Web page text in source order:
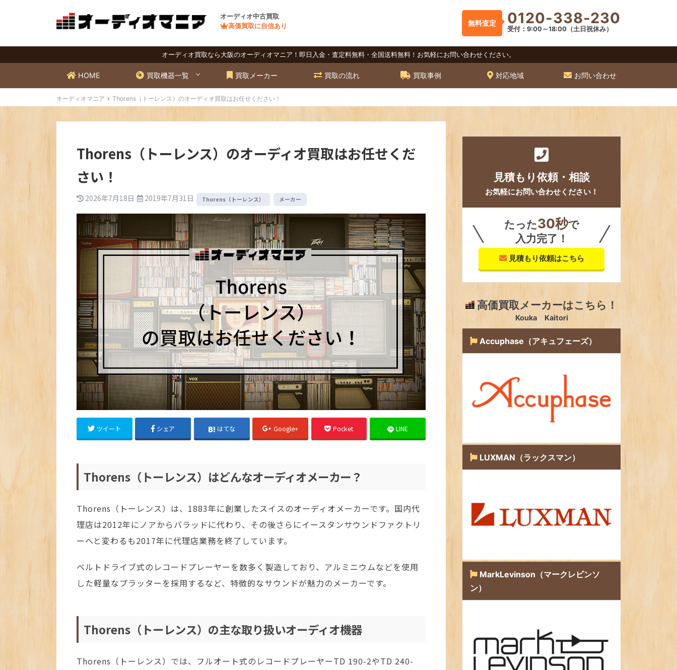
オーディオ中古買取
高価買取に自信あり
無料査定 0120-338-230
受付：9:00～18:00（土日祝休み）
オーディオ買取なら大阪のオーディオマニア！即日入金・査定料無料・全国送料無料！お気軽にお問い合わせください。
HOME 買取機器一覧 買取メーカー 買取の流れ 買取事例 対応地域 お問い合わせ
オーディオマニア Thorens（トーレンス）のオーディオ買取はお任せください！
Thorens（トーレンス）のオーディオ買取はお任せくだ
さい！
2026年7月18日 2019年7月31日 Thorens（トーレンス） メーカー
ツイート シェア はてな Google+ Pocket LINE
Thorens（トーレンス）はどんなオーディオメーカー？
Thorens（トーレンス）は、1883年に創業したスイスのオーディオメーカーです。国内代
理店は2012年にノアからバラッドに代わり、その後さらにイースタンサウンドファクトリ
ーへと変わるも2017年に代理店業務を終了しています。
ベルトドライブ式のレコードプレーヤーを数多く製造しており、アルミニウムなどを使用
した軽量なプラッターを採用するなど、特徴的なサウンドが魅力のメーカーです。
Thorens（トーレンス）の主な取り扱いオーディオ機器
Thorens（トーレンス）では、フルオート式のレコードプレーヤーTD 190-2やTD 240-
見積もり依頼・相談
お気軽にお問い合わせください！
たった30秒で
入力完了！
見積もり依頼はこちら
高価買取メーカーはこちら！
Kouka Kaitori
Accuphase（アキュフェーズ）
LUXMAN（ラックスマン）
MarkLevinson（マークレビンソ
ン）